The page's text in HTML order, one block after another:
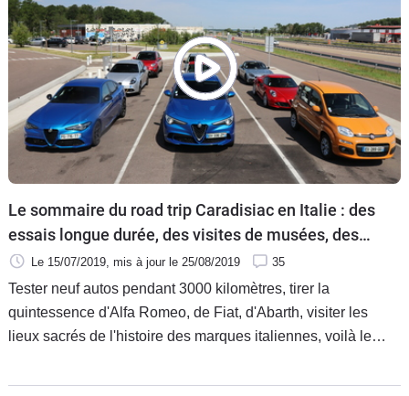
Electriques
Utilitaires
Flottes
Auto
Services
Forum
Moto
Marques
Le sommaire du road trip Caradisiac en Italie : des
essais longue durée, des visites de musées, des
exclusivités...
Le 15/07/2019, mis à jour le 25/08/2019 35
Tester neuf autos pendant 3000 kilomètres, tirer la
quintessence d'Alfa Romeo, de Fiat, d'Abarth, visiter les
lieux sacrés de l'histoire des marques italiennes, voilà le
dessous les neuf modèles testés, la bande annonce de